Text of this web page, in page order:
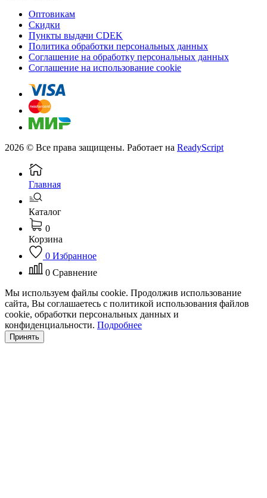
Оптовикам
Скидки
Пункты выдачи CDEK
Политика обработки персональных данных
Соглашение на обработку персональных данных
Соглашение на использование cookie
2026 © Все права защищены. Работает на ReadyScript
Главная
Каталог
0
Корзина
0 Избранное
0 Сравнение
Мы используем файлы cookie. Продолжив использование
сайта, Вы соглашаетесь с политикой использования файлов
cookie, обработки персональных данных и
конфиденциальности. Подробнее
Принять